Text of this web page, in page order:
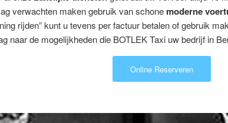
verwachten maken gebruik van schone moderne
rijden” kunt u tevens per factuur betalen of gebruik
naar de mogelijkheden die BOTLEK Taxi uw bedrijf in
Online Reserveren